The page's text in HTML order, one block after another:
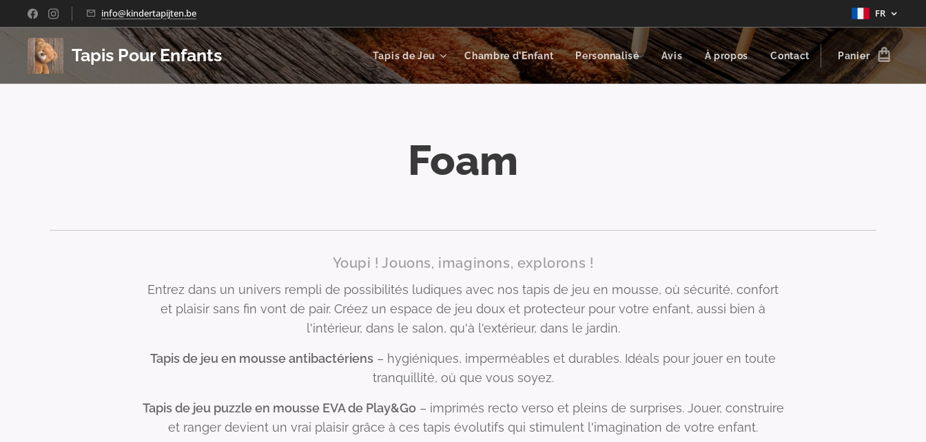
info@kindertapijten.be FR
Tapis Pour Enfants Tapis de Jeu Chambre d'Enfant Personnalisé Avis À propos Contact Panier
Foam
Youpi ! Jouons, imaginons, explorons !
Entrez dans un univers rempli de possibilités ludiques avec nos tapis de jeu en mousse, où sécurité, confort
et plaisir sans fin vont de pair. Créez un espace de jeu doux et protecteur pour votre enfant, aussi bien à
l'intérieur, dans le salon, qu'à l'extérieur, dans le jardin.
Tapis de jeu en mousse antibactériens – hygiéniques, imperméables et durables. Idéals pour jouer en toute
tranquillité, où que vous soyez.
Tapis de jeu puzzle en mousse EVA de Play&Go– imprimés recto verso et pleins de surprises. Jouer, construire
et ranger devient un vrai plaisir grâce à ces tapis évolutifs qui stimulent l'imagination de votre enfant.